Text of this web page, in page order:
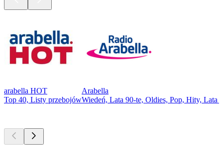
arabella HOT
Top 40, Listy przebojów
Arabella
Wiedeń, Lata 90-te, Oldies, Pop, Hity, Lata